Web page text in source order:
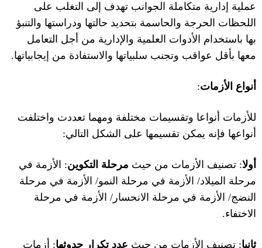
عملية إدارية متكاملة الجوانب تهدف إلى التغلب على
اللحظات الحرجة والحاسمة بتحديد حالتها ودراستها والتنبؤ
بها باستخدام الأدوات العلمية والإدارية من أجل التعامل
معها بأقل عواقب وتجنب سلبياتها والاستفادة من إيجابياتها.
أنواع الأزمات:
للأزمات أنواعا وتقسيمات مختلفة ومهما تعددت واختلفت
أنواعها فإنه يمكن تقسيمها على الشكل التالي:
أولا: تصنيف الأزمات من حيث مرحلة التكوين: الأزمة في
مرحلة الميلاد/ الأزمة في مرحلة النمو/ الأزمة في مرحلة
النضج/ الأزمة في مرحلة الانحسار / الأزمة في مرحلة
الاختفاء.
ثانيا: تصنيف الأزمات من حيث عدد تكرار حدوثها: أزمات